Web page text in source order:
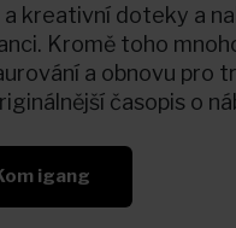
kreativní doteky a
Kromě toho
a obnovu pro
časopis o
igang